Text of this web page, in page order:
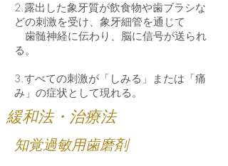
2.露出した象牙質が飲食物や歯ブラシな
どの刺激を受け、象牙細管を通じて
歯髄神経に伝わり、脳に信号が送られ
る。
3.すべての刺激が「しみる」または「痛
み」の症状として現れる。
緩和法・治療法
知覚過敏用歯磨剤